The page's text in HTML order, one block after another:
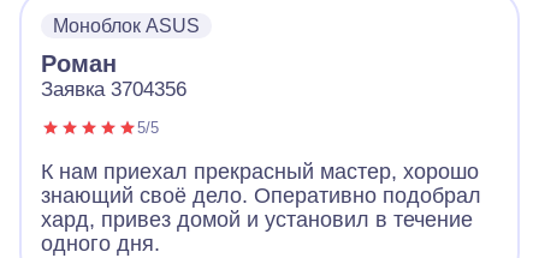
Моноблок ASUS
Роман
Заявка 3704356
5/5
К нам приехал прекрасный мастер, хорошо
знающий своё дело. Оперативно подобрал
хард, привез домой и установил в течение
одного дня.